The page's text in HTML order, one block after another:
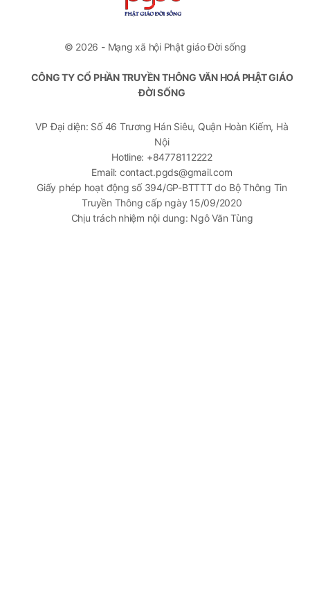
© 2026 - Mạng xã hội Phật giáo Đời sống
CÔNG TY CỔ PHẦN TRUYỀN THÔNG VĂN HOÁ PHẬT GIÁO
ĐỜI SỐNG
VP Đại diện: Số 46 Trương Hán Siêu, Quận Hoàn Kiếm, Hà
Nội
Hotline: +84778112222
Email: contact.pgds@gmail.com
Giấy phép hoạt động số 394/GP-BTTTT do Bộ Thông Tin
Truyền Thông cấp ngày 15/09/2020
Chịu trách nhiệm nội dung: Ngô Văn Tùng